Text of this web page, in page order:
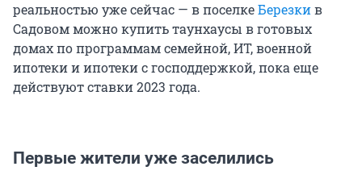
реальностью уже сейчас — в поселкеБерезкив
Садовом можно купить таунхаусы в готовых
домах по программам семейной, ИТ, военной
ипотеки и ипотеки с господдержкой, пока еще
действуют ставки 2023 года.
Первые жители уже заселились